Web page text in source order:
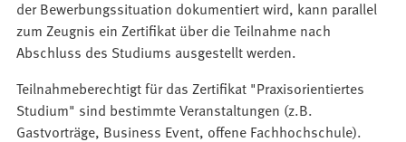
der Bewerbungssituation dokumentiert wird, kann parallel
zum Zeugnis ein Zertifikat über die Teilnahme nach
Abschluss des Studiums ausgestellt werden.
Teilnahmeberechtigt für das Zertifikat "Praxisorientiertes
Studium" sind bestimmte Veranstaltungen (z.B.
Gastvorträge, Business Event, offene Fachhochschule).